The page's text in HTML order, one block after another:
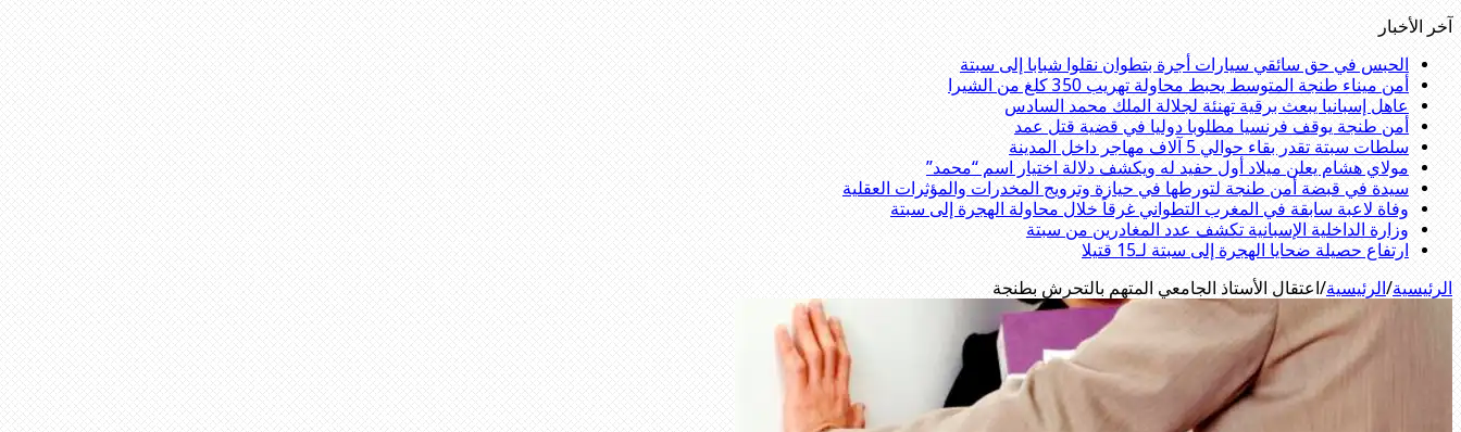
آخر الأخبار
الحبس في حق سائقي سيارات أجرة بتطوان نقلوا شبابا إلى سبتة
أمن ميناء طنجة المتوسط يحبط محاولة تهريب 350 كلغ من الشيرا
عاهل إسبانيا يبعث برقية تهنئة لجلالة الملك محمد السادس
أمن طنجة يوقف فرنسيا مطلوبا دوليا في قضية قتل عمد
سلطات سبتة تقدر بقاء حوالي 5 آلاف مهاجر داخل المدينة
مولاي هشام يعلن ميلاد أول حفيد له ويكشف دلالة اختيار اسم “محمد”
سيدة في قبضة أمن طنجة لتورطها في حيازة وترويج المخدرات والمؤثرات العقلية
وفاة لاعبة سابقة في المغرب التطواني غرقاً خلال محاولة الهجرة إلى سبتة
وزارة الداخلية الإسبانية تكشف عدد المغادرين من سبتة
ارتفاع حصيلة ضحايا الهجرة إلى سبتة لـ15 قتيلا
الرئيسية/الرئيسية/اعتقال الأستاذ الجامعي المتهم بالتحرش بطنجة